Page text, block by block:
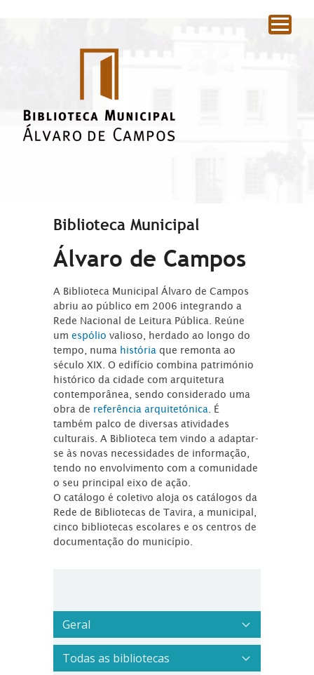
Biblioteca Municipal
Álvaro de Campos
A Biblioteca Municipal Álvaro de Campos
abriu ao público em 2006 integrando a
Rede Nacional de Leitura Pública. Reúne
umespóliovalioso, herdado ao longo do
tempo, numa história que remonta ao
século XIX. O edifício combina património
histórico da cidade com arquitetura
contemporânea, sendo considerado uma
obra de referência arquitetónica . É
também palco de diversas atividades
culturais. A Biblioteca tem vindo a adaptar-
se às novas necessidades de informação,
tendo no envolvimento com a comunidade
o seu principal eixo de ação.
O catálogo é coletivo aloja os catálogos da
Rede de Bibliotecas de Tavira, a municipal,
cinco bibliotecas escolares e os centros de
documentação do município.